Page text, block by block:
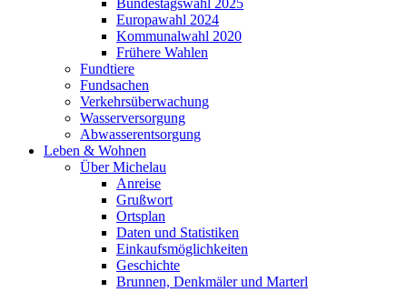
Bundestagswahl 2025
Europawahl 2024
Kommunalwahl 2020
Frühere Wahlen
Fundtiere
Fundsachen
Verkehrsüberwachung
Wasserversorgung
Abwasserentsorgung
Leben & Wohnen
Über Michelau
Anreise
Grußwort
Ortsplan
Daten und Statistiken
Einkaufsmöglichkeiten
Geschichte
Brunnen, Denkmäler und Marterl